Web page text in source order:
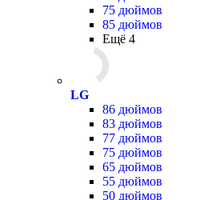
75 дюймов
85 дюймов
Ещё 4
LG
86 дюймов
83 дюймов
77 дюймов
75 дюймов
65 дюймов
55 дюймов
50 дюймов